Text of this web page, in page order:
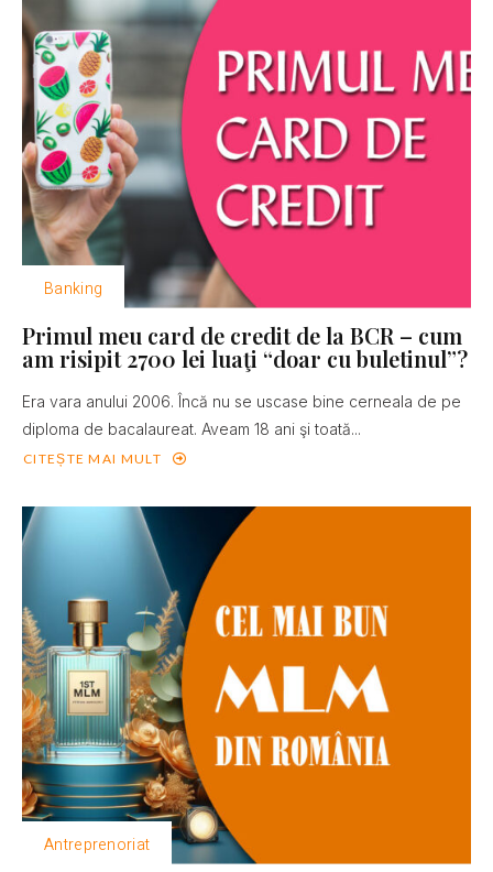
Banking
Primul meu card de credit de la BCR – cum
am risipit 2700 lei luaţi “doar cu buletinul”?
Era vara anului 2006. Încă nu se uscase bine cerneala de pe
diploma de bacalaureat. Aveam 18 ani şi toată...
CITEȘTE MAI MULT
Antreprenoriat